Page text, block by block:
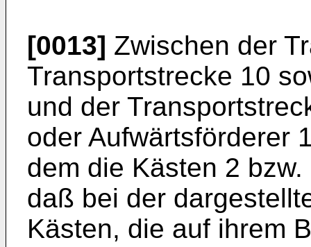
[0013] Zwischen der
Transportstrecke 10
und der
oder Aufwärtsförderer
dem die Kästen 2
daß bei der
Kästen, die auf ihrem